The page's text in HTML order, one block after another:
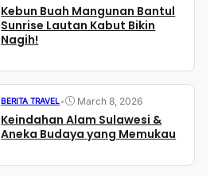
Kebun Buah Mangunan Bantul
Sunrise Lautan Kabut Bikin
Nagih!
BERITA TRAVEL• March 8, 2026
Keindahan Alam Sulawesi &
Aneka Budaya yang Memukau